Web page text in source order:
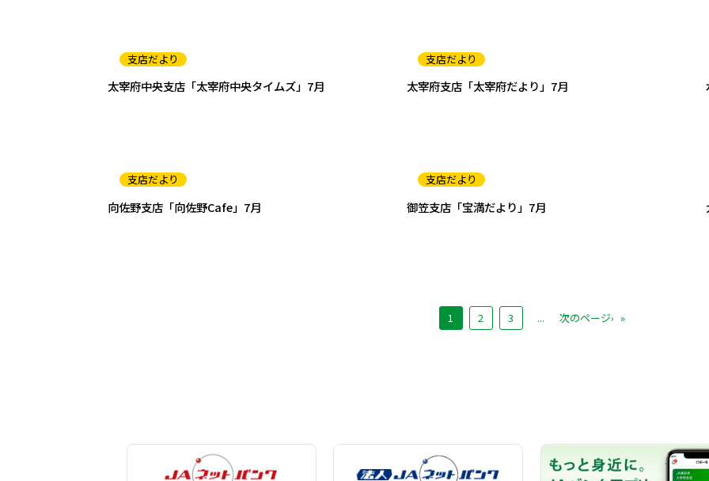
支店だより
太宰府中央支店「太宰府中央タイムズ」7月
支店だより
太宰府支店「太宰府だより」7月
支店だより
向佐野支店「向佐野Cafe」7月
支店だより
御笠支店「宝満だより」7月
1 2 3 ... 次のページ› »